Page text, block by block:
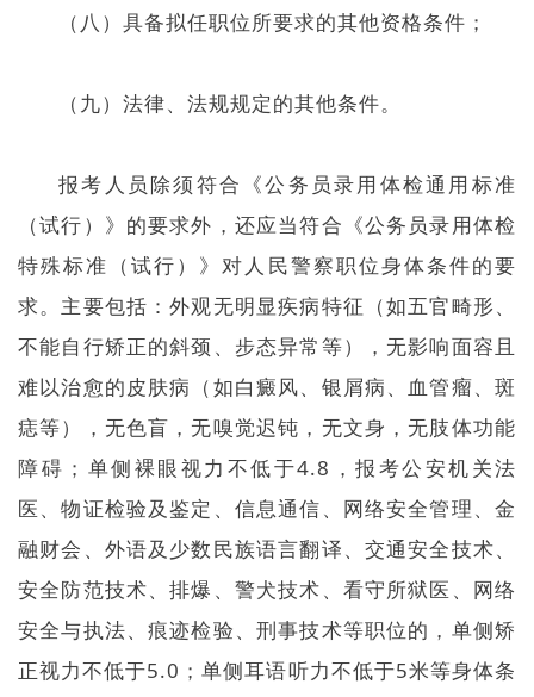
（八）具备拟任职位所要求的其他资格条件；
（九）法律、法规规定的其他条件。
报考人员除须符合《公务员录用体检通用标准
（试行）》的要求外，还应当符合《公务员录用体检
特殊标准（试行）》对人民警察职位身体条件的要
求。主要包括：外观无明显疾病特征（如五官畸形、
不能自行矫正的斜颈、步态异常等），无影响面容且
难以治愈的皮肤病（如白癜风、银屑病、血管瘤、斑
痣等），无色盲，无嗅觉迟钝，无文身，无肢体功能
障碍；单侧裸眼视力不低于4.8，报考公安机关法
医、物证检验及鉴定、信息通信、网络安全管理、金
融财会、外语及少数民族语言翻译、交通安全技术、
安全防范技术、排爆、警犬技术、看守所狱医、网络
安全与执法、痕迹检验、刑事技术等职位的，单侧矫
正视力不低于5.0；单侧耳语听力不低于5米等身体条